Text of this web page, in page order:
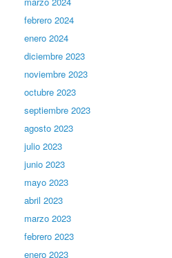
febrero 2024
enero 2024
diciembre 2023
noviembre 2023
octubre 2023
septiembre 2023
agosto 2023
julio 2023
junio 2023
mayo 2023
abril 2023
marzo 2023
febrero 2023
enero 2023